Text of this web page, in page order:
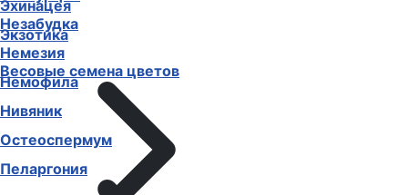
Незабудка
Немезия
Немофила
Нивяник
Остеоспермум
Пеларгония
Эустома
Эхинацея
Экзотика
Весовые семена цветов